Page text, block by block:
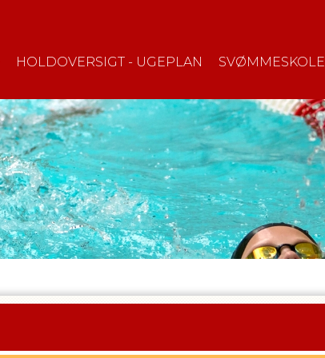
HOLDOVERSIGT - UGEPLAN SVØMMESKOLE